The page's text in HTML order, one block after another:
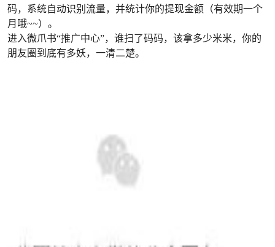
码， 系统自动识别流量，并统计你的提现金额（有效期一个
月哦~~）。
进入微爪书“推广中心”，谁扫了码码，该拿多少米米，你的
朋友圈到底有多妖，一清二楚。